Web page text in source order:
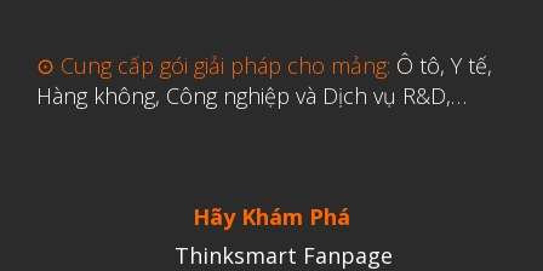
⊙ Cung cấp gói giải pháp cho mảng: Ô tô, Y tế,
Hàng không, Công nghiệp và Dịch vụ R&D,…
Hãy Khám Phá
Thinksmart Fanpage